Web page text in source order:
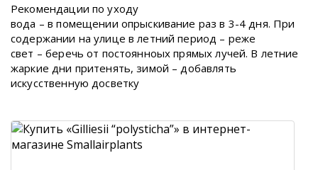
Рекомендации по уходу
вода – в помещении опрыскивание раз в 3-4 дня. При
содержании на улице в летний период – реже
свет – беречь от постоянноых прямых лучей. В летние
жаркие дни притенять, зимой – добавлять
искусственную досветку